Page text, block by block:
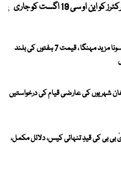
کیریبین پریمیئر لیگ ، قومی کرکٹرز کو این او سی 19 اگست کو جاری
عالمی مارکیٹ میں سونا مزید مہنگا ، قیمت 7 ہفتوں کی بلند
شہریوں کی عارضی قیام کی درخواستیں
بی بی کی قیدِ تنہائی کیس، دلائل مکمل،